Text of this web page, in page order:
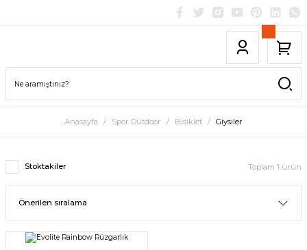
Anasayfa Spor Outdoor Bisiklet Giysiler
Stoktakiler Toplam 1 ürün